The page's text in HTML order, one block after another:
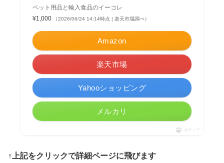
ペット用品と輸入食品のイーコレ
¥1,000
（2026/06/24 14:14時点 | 楽天市場調べ）
Amazon
楽天市場
Yahooショッピング
メルカリ
ポチップ
↑上記をクリックで詳細ページに飛びます